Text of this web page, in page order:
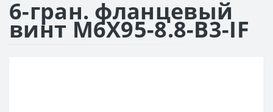
6-гран. фланцевый
винт M6X95-8.8-B3-IF